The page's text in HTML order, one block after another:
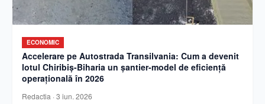
ECONOMIC
Accelerare pe Autostrada Transilvania: Cum a devenit
lotul Chiribiș-Biharia un șantier-model de eficiență
operațională în 2026
Redactia · 3 iun. 2026